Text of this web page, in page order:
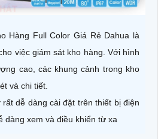
Hàng Full Color Giá Rẻ Dahua là
việc giám sát kho hàng. Với hình
cao, các khung cảnh trong kho
và chi tiết.
dễ dàng cài đặt trên thiết bị điện
dàng xem và điều khiển từ xa